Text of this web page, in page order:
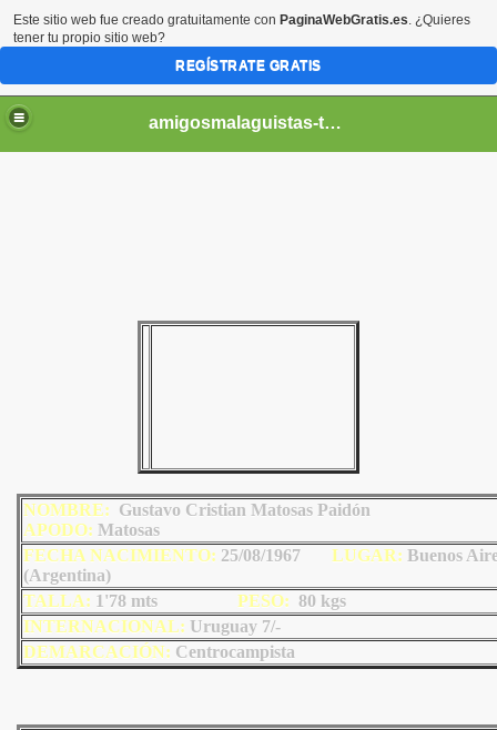
amigosmalaguistas-temporadas
NOMBRE: Gustavo Cristian Matosas Paidón
APODO: Matosas
FECHA NACIMIENTO: 25/08/1967 LUGAR: Buenos
(Argentina)
TALLA: 1'78 mts PESO: 80 kgs
INTERNACIONAL: Uruguay 7/-
DEMARCACIÓN: Centrocampista
Este sitio web fue creado gratuitamente con PaginaWebGratis.es. ¿Quieres
tener tu propio sitio web?
REGÍSTRATE GRATIS